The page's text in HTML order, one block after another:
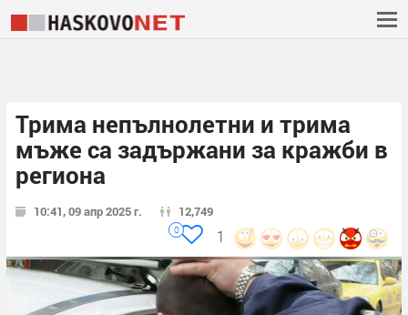
Трима непълнолетни и трима
мъже са задържани за кражби в
региона
10:41, 09 апр 2025 г. 12,749
1
0